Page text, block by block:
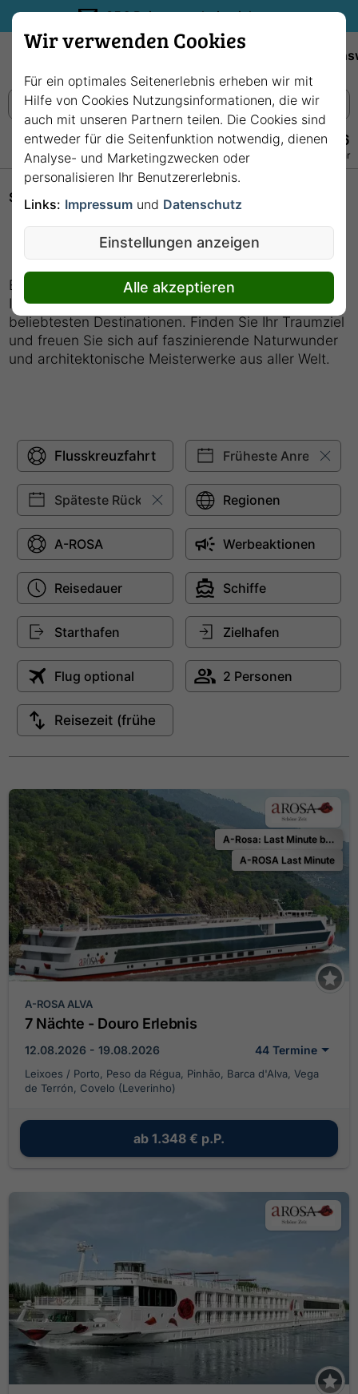
35€ Reisegutschein sichern.
+49 228 3875 7256
Persönlich · Kostenlos · Täglich 08–22 Uhr
Startseite Flusskreuzfahrten
Flusskreuzfahrten
Ein Städtetrip durch Europas schönste Metropolen:
Ihr Flusskreuzfahrtschiff bringt Sie zu den
beliebtesten Destinationen. Finden Sie Ihr Traumziel
und freuen Sie sich auf faszinierende Naturwunder
und architektonische Meisterwerke aus aller Welt.
A-Rosa: Last Minute bis zu 25 % Ermäßigung
A-ROSA Last Minute
A-ROSA ALVA
7 Nächte - Douro Erlebnis
12.08.2026 - 19.08.2026 44 Termine
Leixoes / Porto, Peso da Régua, Pinhão, Barca d'Alva, Vega
de Terrón, Covelo (Leverinho)
ab 1.348 € p.P.
Wir verwenden Cookies
Für ein optimales Seitenerlebnis erheben wir mit
Hilfe von Cookies Nutzungsinformationen, die wir
auch mit unseren Partnern teilen. Die Cookies sind
entweder für die Seitenfunktion notwendig, dienen
Analyse- und Marketingzwecken oder
personalisieren Ihr Benutzererlebnis.
Links: Impressum und Datenschutz
Einstellungen anzeigen
Alle akzeptieren